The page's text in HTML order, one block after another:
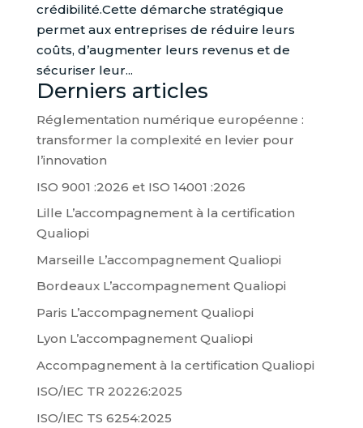
crédibilité.Cette démarche stratégique
permet aux entreprises de réduire leurs
coûts, d’augmenter leurs revenus et de
sécuriser leur...
Derniers articles
Réglementation numérique européenne :
transformer la complexité en levier pour
l’innovation
ISO 9001 :2026 et ISO 14001 :2026
Lille L’accompagnement à la certification
Qualiopi
Marseille L’accompagnement Qualiopi
Bordeaux L’accompagnement Qualiopi
Paris L’accompagnement Qualiopi
Lyon L’accompagnement Qualiopi
Accompagnement à la certification Qualiopi
ISO/IEC TR 20226:2025
ISO/IEC TS 6254:2025